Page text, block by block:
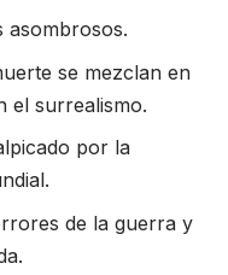
asombrosos.
se mezclan en
el surrealismo.
por la
de la guerra y